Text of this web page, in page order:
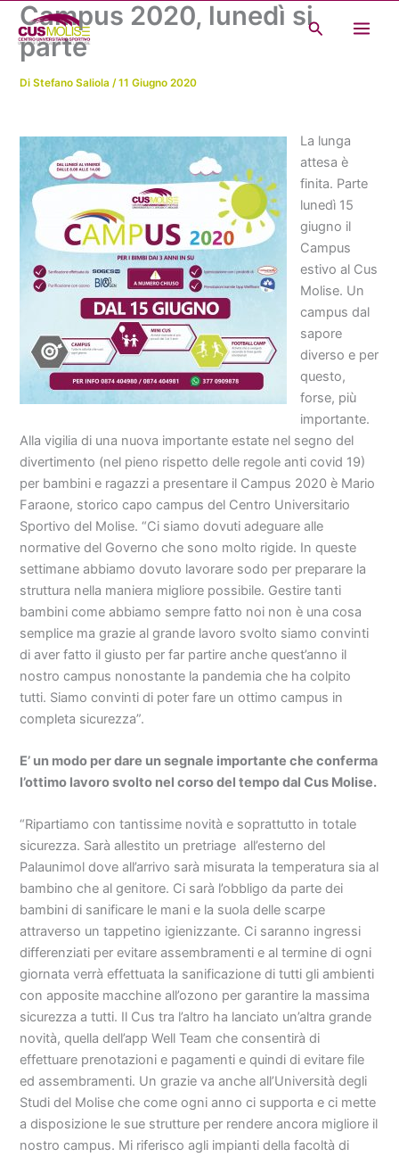
contenuto
Cerca
Campus 2020, lunedì si
parte
DiStefano Saliola/11 Giugno 2020
La lunga
attesa è
finita. Parte
lunedì 15
giugno il
Campus
estivo al Cus
Molise. Un
campus dal
sapore
diverso e per
questo,
forse, più
importante.
Alla vigilia di una nuova importante estate nel segno del
divertimento (nel pieno rispetto delle regole anti covid 19)
per bambini e ragazzi a presentare il Campus 2020 è Mario
Faraone, storico capo campus del Centro Universitario
Sportivo del Molise. “Ci siamo dovuti adeguare alle
normative del Governo che sono molto rigide. In queste
settimane abbiamo dovuto lavorare sodo per preparare la
struttura nella maniera migliore possibile. Gestire tanti
bambini come abbiamo sempre fatto noi non è una cosa
semplice ma grazie al grande lavoro svolto siamo convinti
di aver fatto il giusto per far partire anche quest’anno il
nostro campus nonostante la pandemia che ha colpito
tutti. Siamo convinti di poter fare un ottimo campus in
completa sicurezza”.
E’ un modo per dare un segnale importante che conferma
l’ottimo lavoro svolto nel corso del tempo dal Cus Molise.
“Ripartiamo con tantissime novità e soprattutto in totale
sicurezza. Sarà allestito un pretriage all’esterno del
Palaunimol dove all’arrivo sarà misurata la temperatura sia al
bambino che al genitore. Ci sarà l’obbligo da parte dei
bambini di sanificare le mani e la suola delle scarpe
attraverso un tappetino igienizzante. Ci saranno ingressi
differenziati per evitare assembramenti e al termine di ogni
giornata verrà effettuata la sanificazione di tutti gli ambienti
con apposite macchine all’ozono per garantire la massima
sicurezza a tutti. Il Cus tra l’altro ha lanciato un’altra grande
novità, quella dell’app Well Team che consentirà di
effettuare prenotazioni e pagamenti e quindi di evitare file
ed assembramenti. Un grazie va anche all’Università degli
Studi del Molise che come ogni anno ci supporta e ci mette
a disposizione le sue strutture per rendere ancora migliore il
nostro campus. Mi riferisco agli impianti della facoltà di